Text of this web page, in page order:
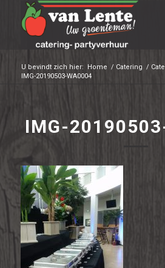
U bevindt zich hier: Home / Catering /
IMG-20190503-WA0004
IMG-